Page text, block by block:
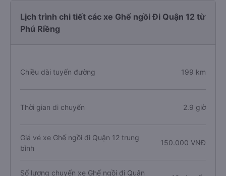
Lịch trình chi tiết các xe Ghế ngồi Đi Quận 12 từ
Phú Riềng
Chiều dài tuyến đường 199 km
Thời gian di chuyển 2.9 giờ
Giá vé xe Ghế ngồi đi Quận 12 trung
bình
150.000 VNĐ
Số lượng chuyến xe Ghế ngồi đi Quận